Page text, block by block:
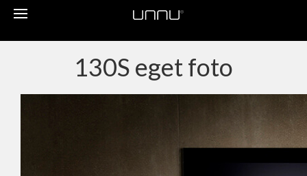
Toggle
navigation
130S eget foto